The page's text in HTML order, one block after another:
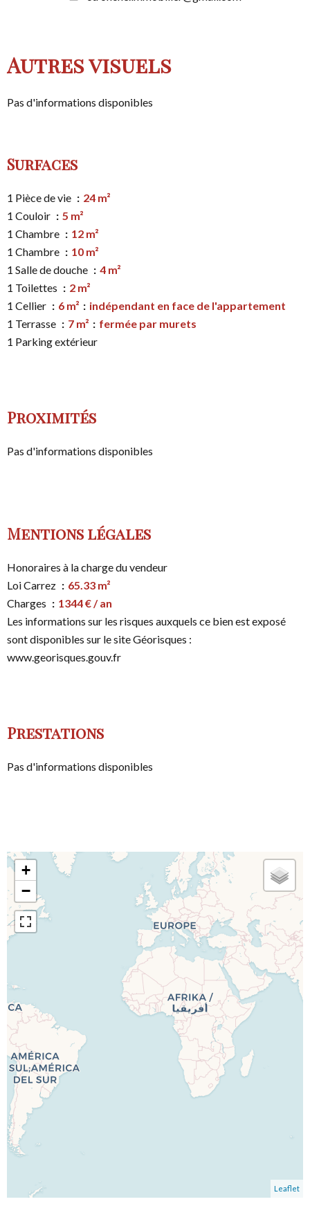
Autres visuels
Pas d'informations disponibles
Surfaces
1 Pièce de vie
24 m²
1 Couloir
5 m²
1 Chambre
12 m²
1 Chambre
10 m²
1 Salle de douche
4 m²
1 Toilettes
2 m²
1 Cellier
6 m²
indépendant en face de l'appartement
1 Terrasse
7 m²
fermée par murets
1 Parking extérieur
Proximités
Pas d'informations disponibles
Mentions légales
Honoraires à la charge du vendeur
Loi Carrez
65.33 m²
Charges
1344 € / an
Les informations sur les risques auxquels ce bien est exposé
sont disponibles sur le site Géorisques :
www.georisques.gouv.fr
Prestations
Pas d'informations disponibles
+
−
Leaflet